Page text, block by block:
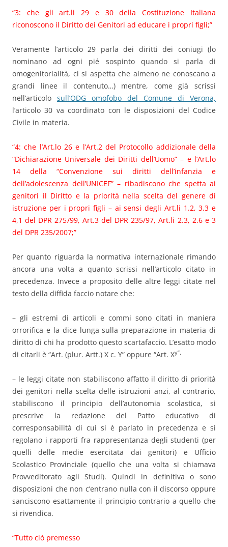
“3: che gli art.li 29 e 30 della Costituzione Italiana
riconoscono il Diritto dei Genitori ad educare i propri figli;”
Veramente l’articolo 29 parla dei diritti dei coniugi (lo
nominano ad ogni pié sospinto quando si parla di
omogenitorialità, ci si aspetta che almeno ne conoscano a
grandi linee il contenuto…) mentre, come già scrissi
nell’articolo sull’ODG omofobo del Comune di Verona,
l’articolo 30 va coordinato con le disposizioni del Codice
Civile in materia.
“4: che l’Art.lo 26 e l’Art.2 del Protocollo addizionale della
“Dichiarazione Universale dei Diritti dell’Uomo” – e l’Art.lo
14 della “Convenzione sui diritti dell’infanzia e
dell’adolescenza dell’UNICEF” – ribadiscono che spetta ai
genitori il Diritto e la priorità nella scelta del genere di
istruzione per i propri figli – ai sensi degli Art.li 1.2, 3.3 e
4,1 del DPR 275/99, Art.3 del DPR 235/97, Art.li 2.3, 2.6 e 3
del DPR 235/2007;”
Per quanto riguarda la normativa internazionale rimando
ancora una volta a quanto scrissi nell’articolo citato in
precedenza. Invece a proposito delle altre leggi citate nel
testo della diffida faccio notare che:
– gli estremi di articoli e commi sono citati in maniera
orrorifica e la dice lunga sulla preparazione in materia di
diritto di chi ha prodotto questo scartafaccio. L’esatto modo
di citarli è “Art. (plur. Artt.) X c. Y” oppure “Art. Xy”.
– le leggi citate non stabiliscono affatto il diritto di priorità
dei genitori nella scelta delle istruzioni anzi, al contrario,
stabiliscono il principio dell’autonomia scolastica, si
prescrive la redazione del Patto educativo di
corresponsabilità di cui si è parlato in precedenza e si
regolano i rapporti fra rappresentanza degli studenti (per
quelli delle medie esercitata dai genitori) e Ufficio
Scolastico Provinciale (quello che una volta si chiamava
Provveditorato agli Studi). Quindi in definitiva o sono
disposizioni che non c’entrano nulla con il discorso oppure
sanciscono esattamente il principio contrario a quello che
si rivendica.
“Tutto ciò premesso